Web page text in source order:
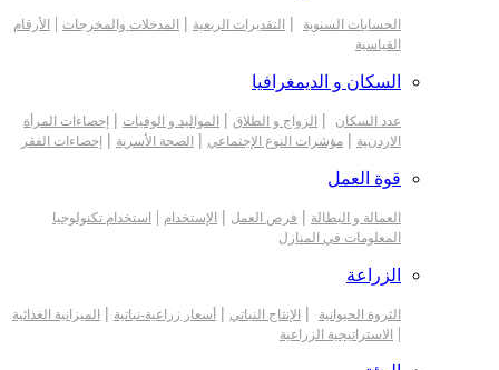
الحسابات السنوية | التقديرات الربعية | المدخلات والمخرجات | الأرقام
القياسية
السكان و الديمغرافيا
عدد السكان | الزواج و الطلاق | المواليد و الوفيات | إحصاءات المرأة
الاردنية | مؤشرات النوع الإجتماعي | الصحة الأسرية | إحصاءات الفقر
قوة العمل
العمالة و البطالة | فرص العمل | الإستخدام | استخدام تكنولوجيا
المعلومات في المنازل
الزراعة
الثروة الحيوانية | الإنتاج النباتي | أسعار زراعية-نباتية | الميزانية الغذائية
| الاستراتيجية الزراعية